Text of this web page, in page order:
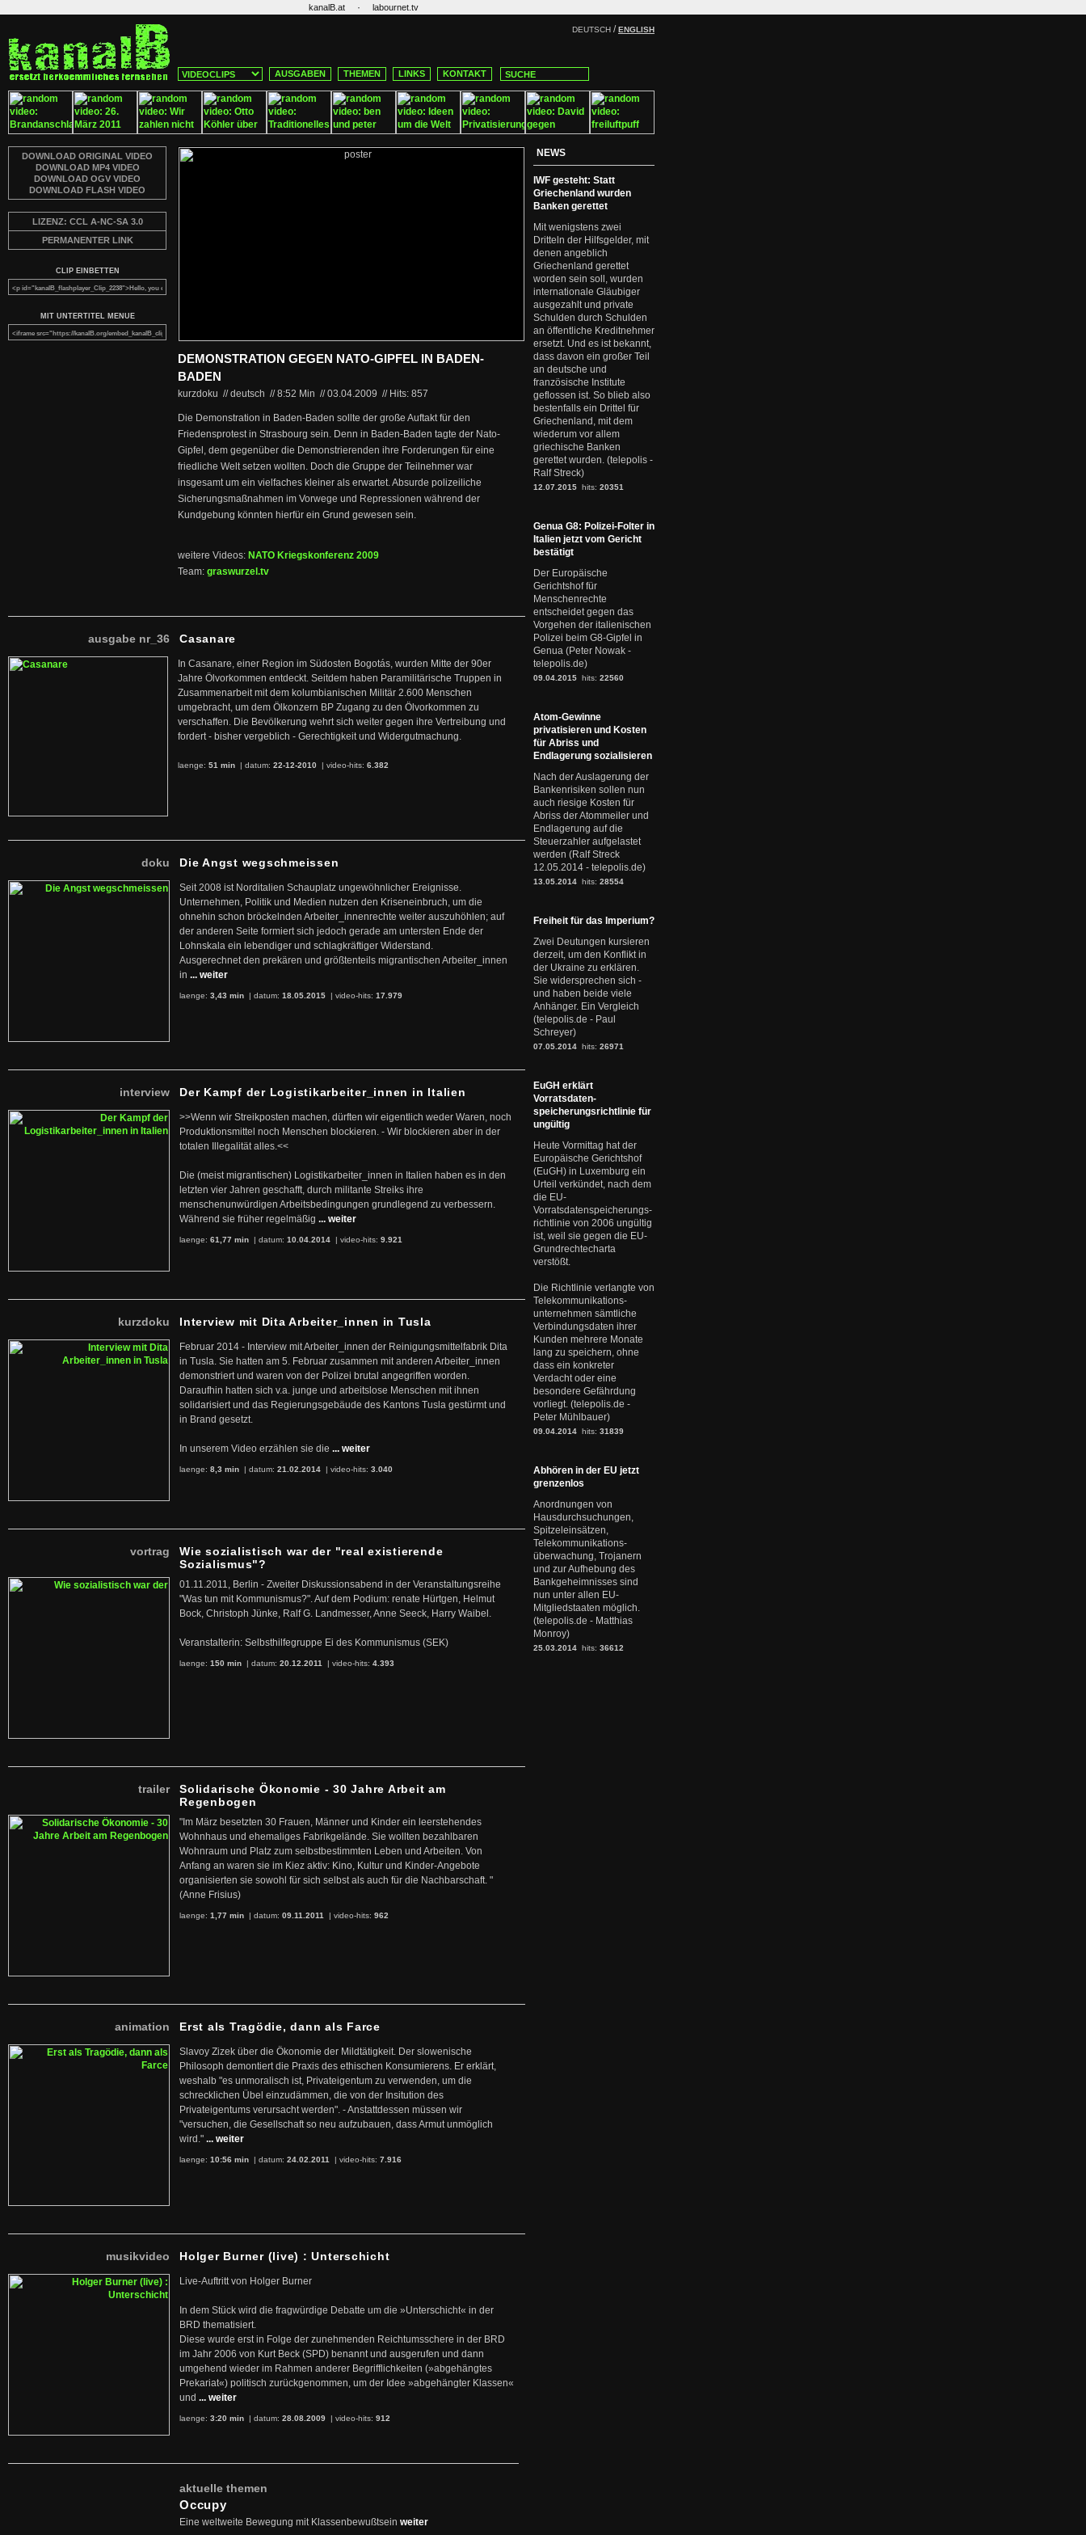
kanalB.at · labournet.tv
DEUTSCH /ENGLISH
AUSGABEN THEMEN LINKS KONTAKT
DOWNLOAD ORIGINAL VIDEO
DOWNLOAD MP4 VIDEO
DOWNLOAD OGV VIDEO
DOWNLOAD FLASH VIDEO
LIZENZ: CCL A-NC-SA 3.0
PERMANENTER LINK
CLIP EINBETTEN
MIT UNTERTITEL MENUE
DEMONSTRATION GEGEN NATO-GIPFEL IN BADEN-
BADEN
kurzdoku // deutsch //8:52 Min //03.04.2009 // Hits: 857
Die Demonstration in Baden-Baden sollte der große Auftakt für den
Friedensprotest in Strasbourg sein. Denn in Baden-Baden tagte der Nato-
Gipfel, dem gegenüber die Demonstrierenden ihre Forderungen für eine
friedliche Welt setzen wollten. Doch die Gruppe der Teilnehmer war
insgesamt um ein vielfaches kleiner als erwartet. Absurde polizeiliche
Sicherungsmaßnahmen im Vorwege und Repressionen während der
Kundgebung könnten hierfür ein Grund gewesen sein.
weitere Videos: NATO Kriegskonferenz 2009
Team: graswurzel.tv
ausgabe nr_36 Casanare
In Casanare, einer Region im Südosten Bogotás, wurden Mitte der 90er
Jahre Ölvorkommen entdeckt. Seitdem haben Paramilitärische Truppen in
Zusammenarbeit mit dem kolumbianischen Militär 2.600 Menschen
umgebracht, um dem Ölkonzern BP Zugang zu den Ölvorkommen zu
verschaffen. Die Bevölkerung wehrt sich weiter gegen ihre Vertreibung und
fordert - bisher vergeblich - Gerechtigkeit und Widergutmachung.
laenge: 51 min | datum: 22-12-2010 | video-hits: 6.382
doku Die Angst wegschmeissen
Seit 2008 ist Norditalien Schauplatz ungewöhnlicher Ereignisse.
Unternehmen, Politik und Medien nutzen den Kriseneinbruch, um die
ohnehin schon bröckelnden Arbeiter_innenrechte weiter auszuhöhlen; auf
der anderen Seite formiert sich jedoch gerade am untersten Ende der
Lohnskala ein lebendiger und schlagkräftiger Widerstand.
Ausgerechnet den prekären und größtenteils migrantischen Arbeiter_innen
in ... weiter
laenge: 3,43 min | datum: 18.05.2015 | video-hits: 17.979
interview Der Kampf der Logistikarbeiter_innen in Italien
>>Wenn wir Streikposten machen, dürften wir eigentlich weder Waren, noch
Produktionsmittel noch Menschen blockieren. - Wir blockieren aber in der
totalen Illegalität alles.<<
Die (meist migrantischen) Logistikarbeiter_innen in Italien haben es in den
letzten vier Jahren geschafft, durch militante Streiks ihre
menschenunwürdigen Arbeitsbedingungen grundlegend zu verbessern.
Während sie früher regelmäßig ... weiter
laenge: 61,77 min | datum: 10.04.2014 | video-hits: 9.921
kurzdoku Interview mit Dita Arbeiter_innen in Tusla
Februar 2014 - Interview mit Arbeiter_innen der Reinigungsmittelfabrik Dita
in Tusla. Sie hatten am 5. Februar zusammen mit anderen Arbeiter_innen
demonstriert und waren von der Polizei brutal angegriffen worden.
Daraufhin hatten sich v.a. junge und arbeitslose Menschen mit ihnen
solidarisiert und das Regierungsgebäude des Kantons Tusla gestürmt und
in Brand gesetzt.
In unserem Video erzählen sie die ... weiter
laenge: 8,3 min | datum: 21.02.2014 | video-hits: 3.040
vortrag
Wie sozialistisch war der "real existierende
Sozialismus"?
01.11.2011, Berlin - Zweiter Diskussionsabend in der Veranstaltungsreihe
"Was tun mit Kommunismus?". Auf dem Podium: renate Hürtgen, Helmut
Bock, Christoph Jünke, Ralf G. Landmesser, Anne Seeck, Harry Waibel.
Veranstalterin: Selbsthilfegruppe Ei des Kommunismus (SEK)
laenge: 150 min | datum: 20.12.2011 | video-hits: 4.393
trailer
Solidarische Ökonomie - 30 Jahre Arbeit am
Regenbogen
"Im März besetzten 30 Frauen, Männer und Kinder ein leerstehendes
Wohnhaus und ehemaliges Fabrikgelände. Sie wollten bezahlbaren
Wohnraum und Platz zum selbstbestimmten Leben und Arbeiten. Von
Anfang an waren sie im Kiez aktiv: Kino, Kultur und Kinder-Angebote
organisierten sie sowohl für sich selbst als auch für die Nachbarschaft. "
(Anne Frisius)
laenge: 1,77 min | datum: 09.11.2011 | video-hits: 962
animation Erst als Tragödie, dann als Farce
Slavoy Zizek über die Ökonomie der Mildtätigkeit. Der slowenische
Philosoph demontiert die Praxis des ethischen Konsumierens. Er erklärt,
weshalb "es unmoralisch ist, Privateigentum zu verwenden, um die
schrecklichen Übel einzudämmen, die von der Insitution des
Privateigentums verursacht werden". - Anstattdessen müssen wir
"versuchen, die Gesellschaft so neu aufzubauen, dass Armut unmöglich
wird." ... weiter
laenge: 10:56 min | datum: 24.02.2011 | video-hits: 7.916
musikvideo Holger Burner (live) : Unterschicht
Live-Auftritt von Holger Burner
In dem Stück wird die fragwürdige Debatte um die »Unterschicht« in der
BRD thematisiert.
Diese wurde erst in Folge der zunehmenden Reichtumsschere in der BRD
im Jahr 2006 von Kurt Beck (SPD) benannt und ausgerufen und dann
umgehend wieder im Rahmen anderer Begrifflichkeiten (»abgehängtes
Prekariat«) politisch zurückgenommen, um der Idee »abgehängter Klassen«
und ... weiter
laenge: 3:20 min | datum: 28.08.2009 | video-hits: 912
aktuelle themen
Occupy
Eine weltweite Bewegung mit Klassenbewußtsein weiter
NEWS
IWF gesteht: Statt
Griechenland wurden
Banken gerettet
Mit wenigstens zwei
Dritteln der Hilfsgelder, mit
denen angeblich
Griechenland gerettet
worden sein soll, wurden
internationale Gläubiger
ausgezahlt und private
Schulden durch Schulden
an öffentliche Kreditnehmer
ersetzt. Und es ist bekannt,
dass davon ein großer Teil
an deutsche und
französische Institute
geflossen ist. So blieb also
bestenfalls ein Drittel für
Griechenland, mit dem
wiederum vor allem
griechische Banken
gerettet wurden. (telepolis -
Ralf Streck)
12.07.2015 hits: 20351
Genua G8: Polizei-Folter in
Italien jetzt vom Gericht
bestätigt
Der Europäische
Gerichtshof für
Menschenrechte
entscheidet gegen das
Vorgehen der italienischen
Polizei beim G8-Gipfel in
Genua (Peter Nowak -
telepolis.de)
09.04.2015 hits: 22560
Atom-Gewinne
privatisieren und Kosten
für Abriss und
Endlagerung sozialisieren
Nach der Auslagerung der
Bankenrisiken sollen nun
auch riesige Kosten für
Abriss der Atommeiler und
Endlagerung auf die
Steuerzahler aufgelastet
werden (Ralf Streck
12.05.2014 - telepolis.de)
13.05.2014 hits: 28554
Freiheit für das Imperium?
Zwei Deutungen kursieren
derzeit, um den Konflikt in
der Ukraine zu erklären.
Sie widersprechen sich -
und haben beide viele
Anhänger. Ein Vergleich
(telepolis.de - Paul
Schreyer)
07.05.2014 hits: 26971
EuGH erklärt
Vorratsdaten-
speicherungsrichtlinie für
ungültig
Heute Vormittag hat der
Europäische Gerichtshof
(EuGH) in Luxemburg ein
Urteil verkündet, nach dem
die EU-
Vorratsdatenspeicherungs-
richtlinie von 2006 ungültig
ist, weil sie gegen die EU-
Grundrechtecharta
verstößt.
Die Richtlinie verlangte von
Telekommunikations-
unternehmen sämtliche
Verbindungsdaten ihrer
Kunden mehrere Monate
lang zu speichern, ohne
dass ein konkreter
Verdacht oder eine
besondere Gefährdung
vorliegt. (telepolis.de -
Peter Mühlbauer)
09.04.2014 hits: 31839
Abhören in der EU jetzt
grenzenlos
Anordnungen von
Hausdurchsuchungen,
Spitzeleinsätzen,
Telekommunikations-
überwachung, Trojanern
und zur Aufhebung des
Bankgeheimnisses sind
nun unter allen EU-
Mitgliedstaaten möglich.
(telepolis.de - Matthias
Monroy)
25.03.2014 hits: 36612